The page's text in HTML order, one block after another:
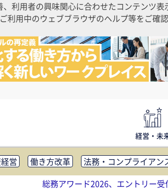
利用者の興味関心に合わせたコンテンツ
用中のウェブブラウザのヘルプ等をご確
経営・未
営 働き方改革 法務・コンプライアン
外・社内広報 社外・社内コミュニケーシ
成金・補助金・コスト削減 アウトソーシ
総務アワード2026、エントリー受